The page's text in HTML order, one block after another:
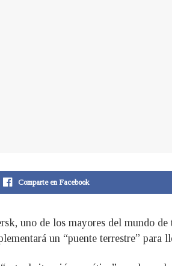
Comparte en Facebook
uno de los mayores del mundo
un “puente terrestre”